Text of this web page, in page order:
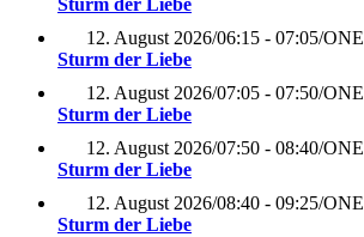
Sturm der Liebe
12. August 2026/06:15 - 07:05/ONE
Sturm der Liebe
12. August 2026/07:05 - 07:50/ONE
Sturm der Liebe
12. August 2026/07:50 - 08:40/ONE
Sturm der Liebe
12. August 2026/08:40 - 09:25/ONE
Sturm der Liebe